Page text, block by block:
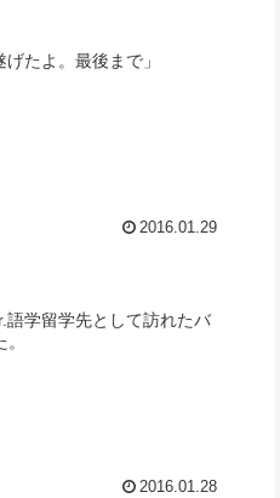
たよ。最後まで」
2016.01.29
学留学先として訪れたバ
2016.01.28